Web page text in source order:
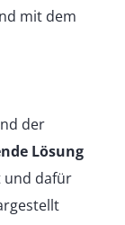
mit dem
der
Lösung
und dafür